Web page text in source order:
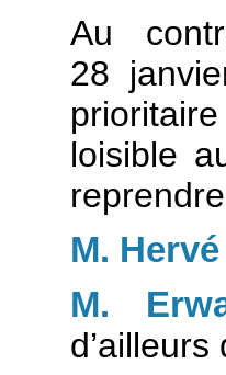
Au
28
loisible
M.
M.